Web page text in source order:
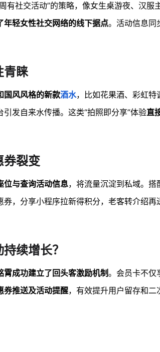
有社交活动”的策略，像女生桌游夜、汉
年轻女性社交网络的线下据点。活动信息同
青睐
国风风格的新款酒水，比如花果酒、彩虹特
发自来水传播。这类“拍照即分享”体验直
券裂变
位与查询活动信息，将流量沉淀到私域。
，分享小程序拉新得积分，老客转介绍再
续增长？
霄成功建立了回头客激励机制。会员卡不仅
券推送及活动提醒，有效提升用户留存和